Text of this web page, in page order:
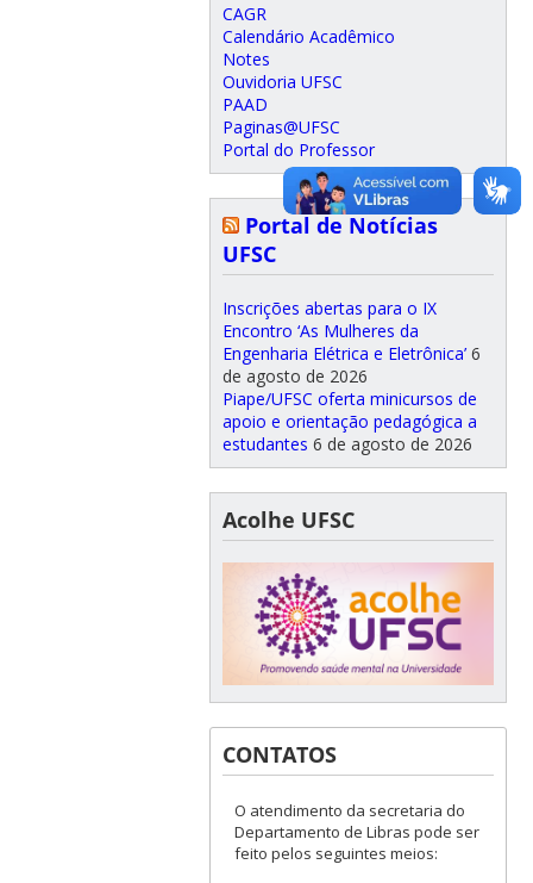
CAGR
Calendário Acadêmico
Notes
Ouvidoria UFSC
PAAD
Paginas@UFSC
Portal do Professor
Portal de Notícias
UFSC
Inscrições abertas para o IX
Encontro ‘As Mulheres da
Engenharia Elétrica e Eletrônica’ 6
de agosto de 2026
Piape/UFSC oferta minicursos de
apoio e orientação pedagógica a
estudantes 6 de agosto de 2026
Acolhe UFSC
CONTATOS
O atendimento da secretaria do
Departamento de Libras pode ser
feito pelos seguintes meios: